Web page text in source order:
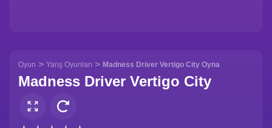
Oyun > Yarış Oyunları > Madness Driver Vertigo City Oyna
Madness Driver Vertigo City